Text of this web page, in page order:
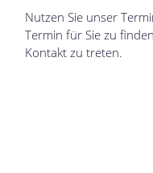
Nutzen Sie unser
Termin für Sie zu
Kontakt zu treten.